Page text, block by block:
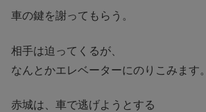
車の鍵を謝ってもらう。
相手は迫ってくるが、
なんとかエレベーターにのりこみます。
赤城は、車で逃げようとする